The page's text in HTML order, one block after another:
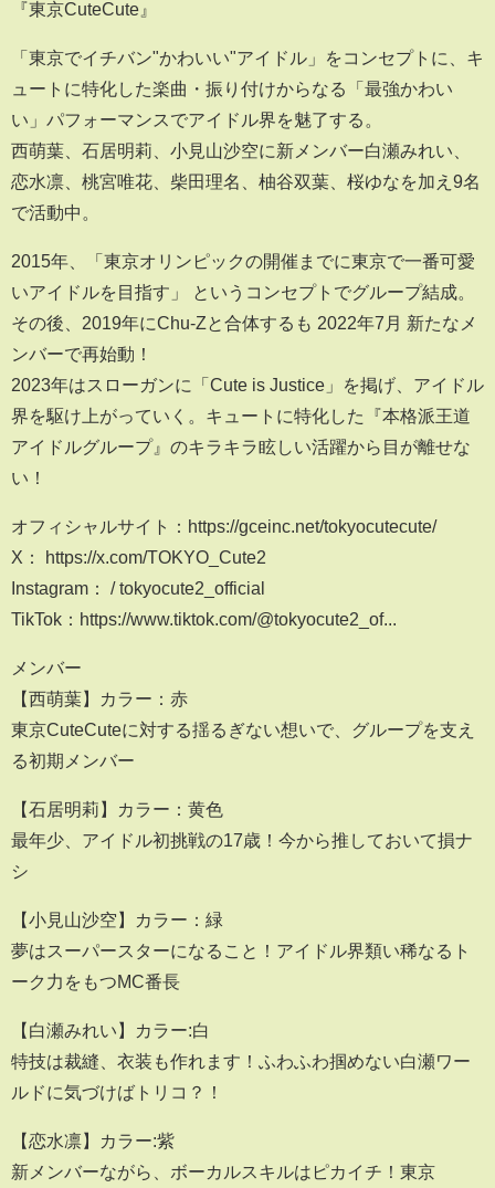
『東京CuteCute』
「東京でイチバン"かわいい"アイドル」をコンセプトに、キ
ュートに特化した楽曲・振り付けからなる「最強かわい
い」パフォーマンスでアイドル界を魅了する。
西萌葉、石居明莉、小見山沙空に新メンバー白瀬みれい、
恋水凛、桃宮唯花、柴田理名、柚谷双葉、桜ゆなを加え9名
で活動中。
2015年、「東京オリンピックの開催までに東京で一番可愛
いアイドルを目指す」 というコンセプトでグループ結成。
その後、2019年にChu-Zと合体するも 2022年7月 新たなメ
ンバーで再始動！
2023年はスローガンに「Cute is Justice」を掲げ、アイドル
界を駆け上がっていく。キュートに特化した『本格派王道
アイドルグループ』のキラキラ眩しい活躍から目が離せな
い！
オフィシャルサイト：https://gceinc.net/tokyocutecute/
X： https://x.com/TOKYO_Cute2
Instagram： / tokyocute2_official
TikTok：https://www.tiktok.com/@tokyocute2_of...
メンバー
【西萌葉】カラー：赤
東京CuteCuteに対する揺るぎない想いで、グループを支え
る初期メンバー
【石居明莉】カラー：黄色
最年少、アイドル初挑戦の17歳！今から推しておいて損ナ
シ
【小見山沙空】カラー：緑
夢はスーパースターになること！アイドル界類い稀なるト
ーク力をもつMC番長
【白瀬みれい】カラー:白
特技は裁縫、衣装も作れます！ふわふわ掴めない白瀬ワー
ルドに気づけばトリコ？！
【恋水凛】カラー:紫
新メンバーながら、ボーカルスキルはピカイチ！東京